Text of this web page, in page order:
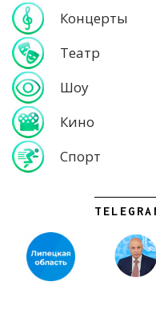
Концерты
Театр
Шоу
Кино
Спорт